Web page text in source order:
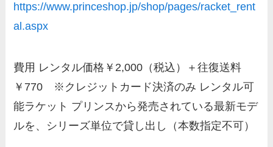
https://www.princeshop.jp/shop/pages/racket_rent
al.aspx
費用 レンタル価格￥2,000（税込）＋往復送料
￥770 ※クレジットカード決済のみ レンタル可
能ラケット プリンスから発売されている最新モデ
ルを、シリーズ単位で貸し出し（本数指定不可）